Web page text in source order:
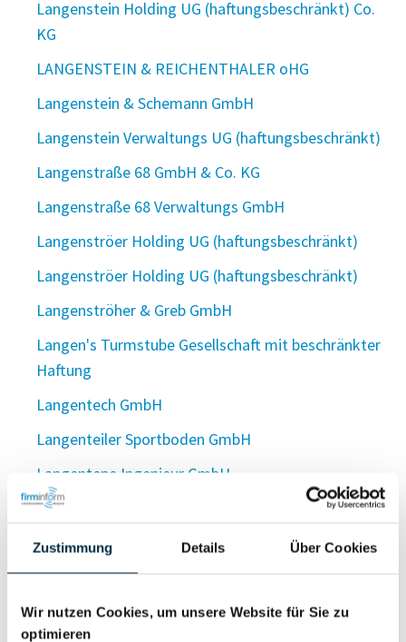
Zustimmung Details Über Cookies
Wir nutzen Cookies, um unsere Website für Sie zu
optimieren
Langenstein Holding UG (haftungsbeschränkt) Co.
KG
LANGENSTEIN & REICHENTHALER oHG
Langenstein & Schemann GmbH
Langenstein Verwaltungs UG (haftungsbeschränkt)
Langenstraße 68 GmbH & Co. KG
Langenstraße 68 Verwaltungs GmbH
Langenströer Holding UG (haftungsbeschränkt)
Langenströer Holding UG (haftungsbeschränkt)
Langenströher & Greb GmbH
Langen's Turmstube Gesellschaft mit beschränkter
Haftung
Langentech GmbH
Langenteiler Sportboden GmbH
Langentepe Ingenieur GmbH
Langentepe Projekt Consult GmbH
LANGEN Venture Capital GmbH
Langen Versorgungstechnik GmbH
Langen Verwaltungsgesellschaft mbH